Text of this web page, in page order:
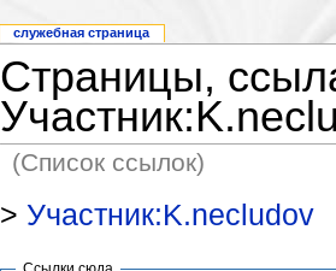
Страницы,
(Список ссылок)
> Участник:K.necludov
служебная страница